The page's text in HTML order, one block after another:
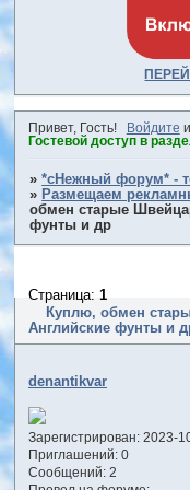
Привет, Гость! Войдите
Гостевой доступ в
»*сНежный форум* -
» Размещаем
обмен старые
фунты и др
Куплю, обмен
Английские фунты и
Страница:1
denantikvar
Зарегистрирован: 2023-
Приглашений:0
Сообщений:2